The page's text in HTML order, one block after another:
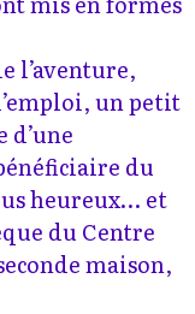
l’aventure,
un petit
d’une
du
heureux… et
du Centre
maison,